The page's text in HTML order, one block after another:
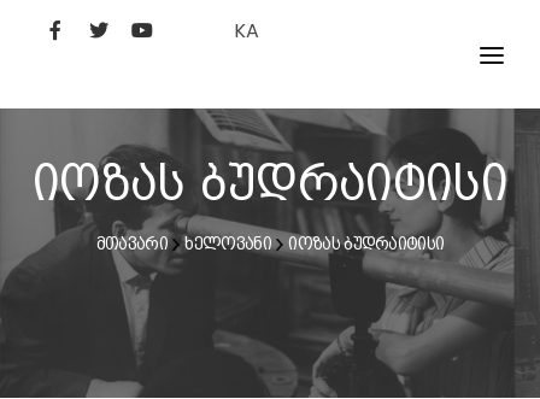
KA
ᲤᲘᲚᲛᲔᲑᲘ
ᲮᲔᲚᲝᲕᲐᲜᲘ
ᲙᲘᲜᲝᲡᲢᲣᲓᲘᲐ
ᲙᲘᲜᲝᲐᲙᲐᲓᲔᲛᲘᲐ
იოზას ბუდრაიტისი
მთავარი ხელოვანი იოზას ბუდრაიტისი